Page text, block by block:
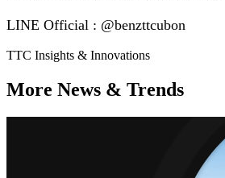
LINE Official : @benzttcubon
TTC Insights & Innovations
More News & Trends